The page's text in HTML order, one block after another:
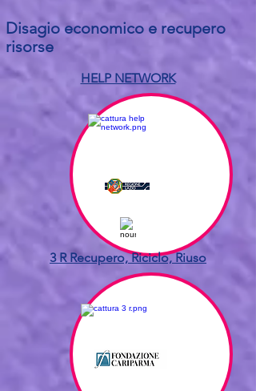
Disagio economico e recupero
risorse
HELP NETWORK
3 R Recupero, Riciclo, Riuso